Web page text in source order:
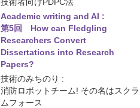
Academic writing and AI :
第5回 How can Fledgling
Researchers Convert
Dissertations into Research
Papers?
技術のみちのり :
消防ロボットチーム! その名はスクラ
ムフォース